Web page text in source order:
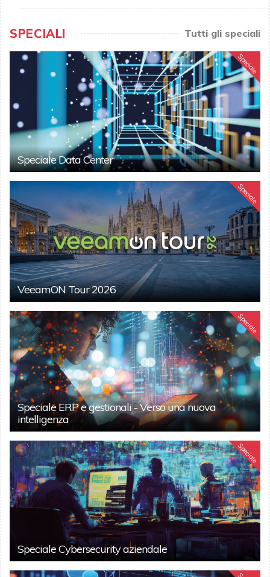
SPECIALI Tutti gli speciali
Speciale
Speciale Data Center
Speciale
VeeamON Tour 2026
Speciale
Speciale ERP e gestionali - Verso una nuova
intelligenza
Speciale
Speciale Cybersecurity aziendale